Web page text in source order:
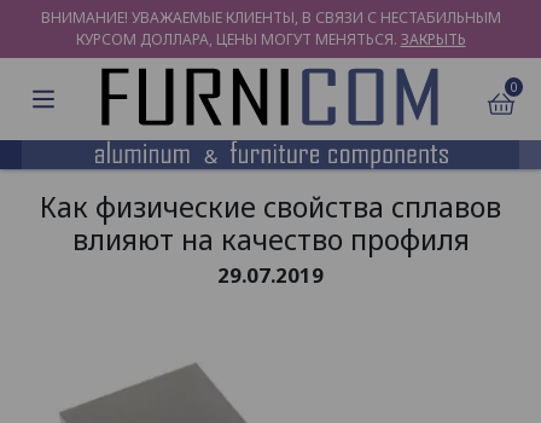
ВНИМАНИЕ! УВАЖАЕМЫЕ КЛИЕНТЫ, В СВЯЗИ С НЕСТАБИЛЬНЫМ
КУРСОМ ДОЛЛАРА, ЦЕНЫ МОГУТ МЕНЯТЬСЯ. ЗАКРЫТЬ
0
Как физические свойства сплавов
влияют на качество профиля
29.07.2019